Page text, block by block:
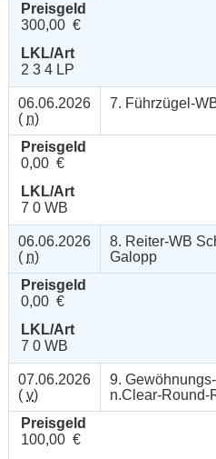
Preisgeld
300,00 €
LKL/Art
2 3 4 LP
06.06.2026
( n)
7. Führzügel-
Preisgeld
0,00 €
LKL/Art
7 0 WB
06.06.2026
( n)
8. Reiter-WB
Galopp
Preisgeld
0,00 €
LKL/Art
7 0 WB
07.06.2026
( v)
9.
n.Clear-Round-
Preisgeld
100,00 €